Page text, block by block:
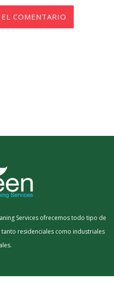
Services ofrecemos todo tipo de
tanto residenciales como industriales